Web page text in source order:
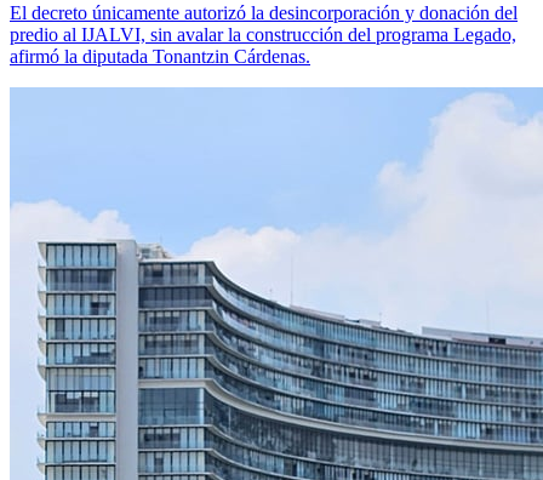
El decreto únicamente autorizó la desincorporación y donación del
predio al IJALVI, sin avalar la construcción del programa Legado,
afirmó la diputada Tonantzin Cárdenas.